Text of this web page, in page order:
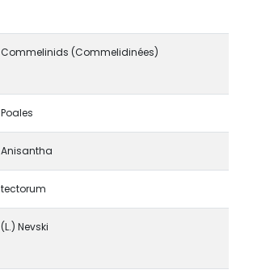
Commelinids (Commelidinées)
Poales
Anisantha
tectorum
(L.) Nevski